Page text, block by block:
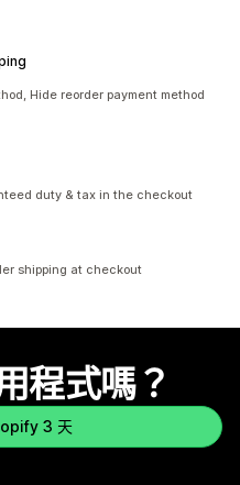
Hide reorder payment method
duty & tax in the checkout
shipping at checkout
程式嗎？
3 天